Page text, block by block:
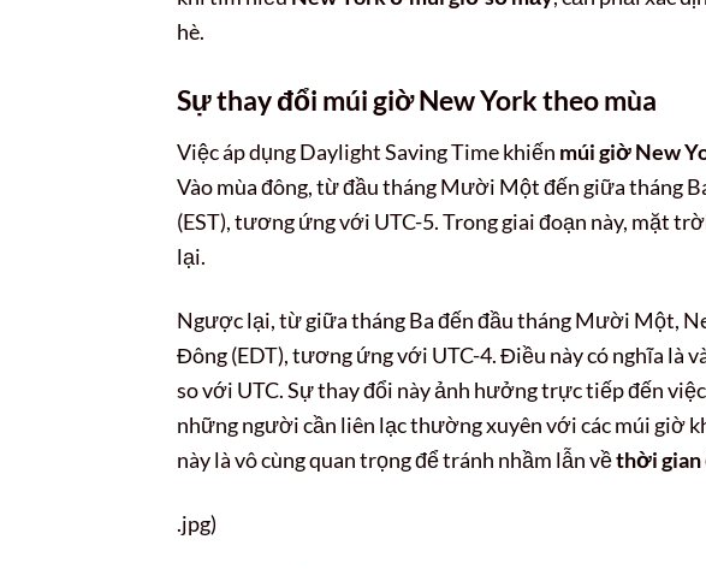
hè.
Sự thay đổi múi giờ New York theo mùa
Việc áp dụng Daylight Saving Time khiến múi giờ New
Vào mùa đông, từ đầu tháng Mười Một đến giữa tháng
(EST), tương ứng với UTC-5. Trong giai đoạn này, mặt
lại.
Ngược lại, từ giữa tháng Ba đến đầu tháng Mười Một,
Đông (EDT), tương ứng với UTC-4. Điều này có nghĩa là
so với UTC. Sự thay đổi này ảnh hưởng trực tiếp đến
những người cần liên lạc thường xuyên với các múi giờ
này là vô cùng quan trọng để tránh nhầm lẫn vềthời gian
.jpg)